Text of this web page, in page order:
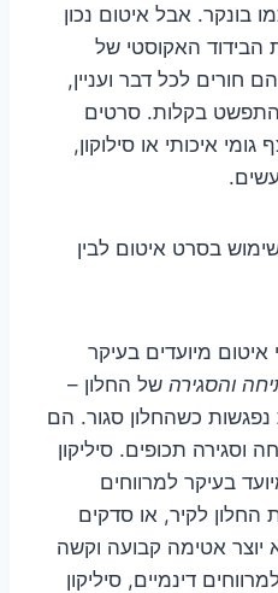
בונקר. אבל איטום נכון
הבידוד האקוסטי של
חורים לכל דבר ועניין,
בקלות. סרטים
איכותי או סילוקון,
בסרט איטום לבין
מיועדים בעיקר
והסגירה של החלון –
כשהחלון סגור. הם
וסגירה תכופים. סיליקון
בעיקר למרווחים
החלון לקיר, או סדקים
אטימה קבועה וקשה
דינמיים, סיליקון